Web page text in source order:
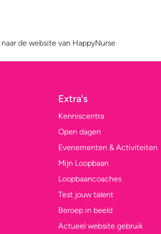
de website van HappyNurse
Extra's
Kenniscentra
Open dagen
Evenementen & Activiteiten
Mijn Loopbaan
Loopbaancoaches
Test jouw talent
Beroep in beeld
Actueel website gebruik